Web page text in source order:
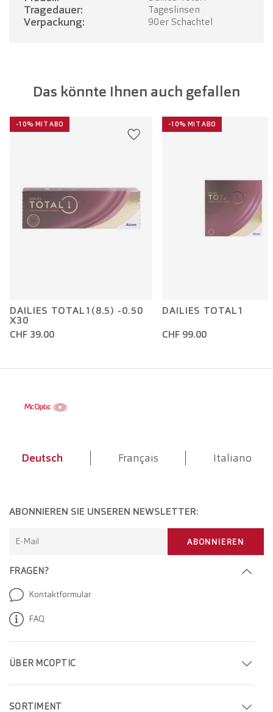
Tragedauer: Tageslinsen
Verpackung: 90er Schachtel
Das könnte Ihnen auch gefallen
-10% MIT ABO
DAILIES TOTAL1(8.5) -0.50
X30
CHF 39.00
-10% MIT ABO
DAILIES TOTAL1
CHF 99.00
Deutsch Français Italiano
ÜBER MCOPTIC
Termin buchen
Filiale finden
SORTIMENT
FRAGEN?
Kontaktformular
FAQ
ABONNIEREN SIE UNSEREN NEWSLETTER:
E-Mail ABONNIEREN